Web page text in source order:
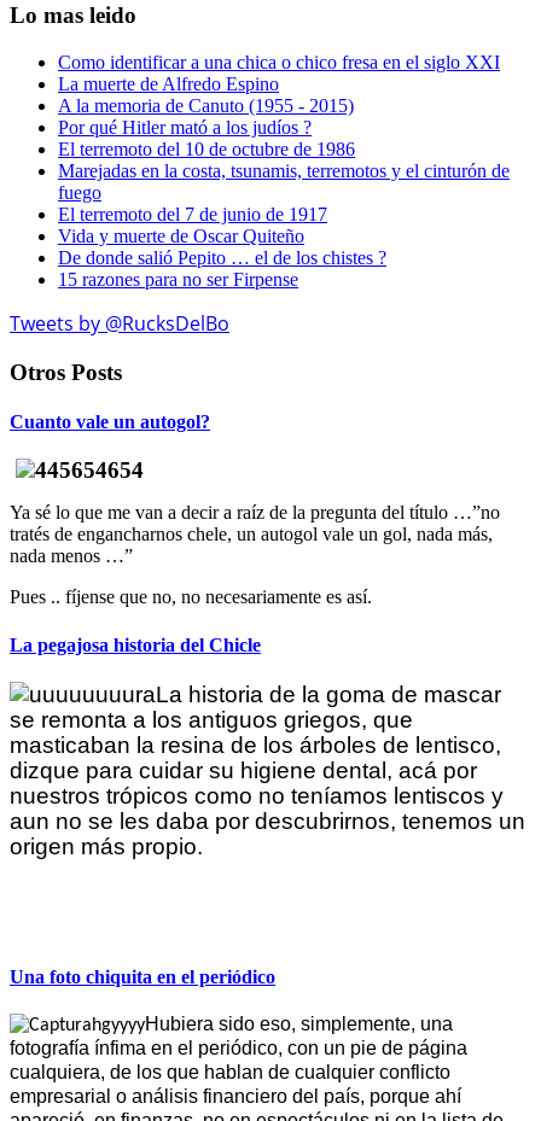
Lo mas leido
Como identificar a una chica o chico fresa en el siglo XXI
La muerte de Alfredo Espino
A la memoria de Canuto (1955 - 2015)
Por qué Hitler mató a los judíos ?
El terremoto del 10 de octubre de 1986
Marejadas en la costa, tsunamis, terremotos y el cinturón de
fuego
El terremoto del 7 de junio de 1917
Vida y muerte de Oscar Quiteño
De donde salió Pepito … el de los chistes ?
15 razones para no ser Firpense
Tweets by @RucksDelBo
Otros Posts
Cuanto vale un autogol?
Ya sé lo que me van a decir a raíz de la pregunta del título …”no
tratés de engancharnos chele, un autogol vale un gol, nada más,
nada menos …”
Pues .. fíjense que no, no necesariamente es así.
La pegajosa historia del Chicle
La historia de la goma de mascar
se remonta a los antiguos griegos, que
masticaban la resina de los árboles de lentisco,
dizque para cuidar su higiene dental, acá por
nuestros trópicos como no teníamos lentiscos y
aun no se les daba por descubrirnos, tenemos un
origen más propio.
Una foto chiquita en el periódico
Hubiera sido eso, simplemente, una
fotografía ínfima en el periódico, con un pie de página
cualquiera, de los que hablan de cualquier conflicto
empresarial o análisis financiero del país, porque ahí